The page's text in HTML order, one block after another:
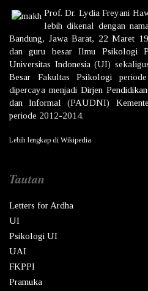
Prof. Dr. Lydia Freyani
lebih dikenal dengan
Bandung, Jawa Barat, 22 Maret
danguru besarIlmu Psikologi
Universitas Indonesia(UI)
Besar FakultasPsikologi
dipercaya menjadi Dirjen
dan Informal (PAUDNI)
periode 2012-2014.
Lebih lengkap di Wikipedia
Tautan
Letters for Ardha
UI
Psikologi UI
UAI
FKPPI
Pramuka